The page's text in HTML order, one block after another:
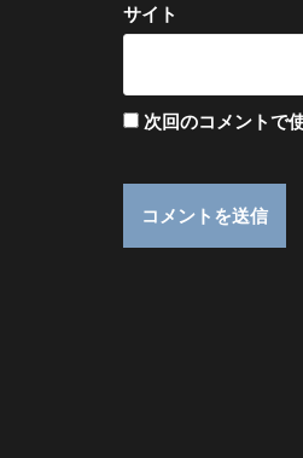
サイト
次回のコメントで